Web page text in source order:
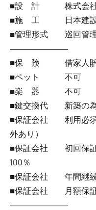
■設 計 株式会社
■施 工 日本建設
■管理形式 巡回管
―――――――
■保 険 借家人賠償
■ペット 不可
■楽 器 不可
■鍵交換代 新築の
■保証会社 利用必須
外あり）
■保証会社 初回保証
100％
■保証会社 年間継続
■保証会社 月額保証
―――――――